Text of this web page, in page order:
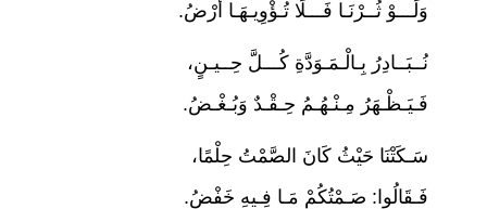
وَلَـــوْ ثُــرْنَـا فَـــلَا تُـؤْوِيـهَـا أَرْضُ.
نُــبَــادِرُ بِـالْـمَـوَدَّةِ كُـــلَّ حِــيـنٍ،
فَـيَـظْـهَرُ مِـنْـهُـمُ حِـقْـدٌ وَبُـغْـضُ.
سَـكَتْنَا حَيْثُ كَانَ الصَّمْتُ حِلْمًا،
فَـقَالُوا: صَـمْتُكُمْ مَـا فِـيهِ خَفْضُ.